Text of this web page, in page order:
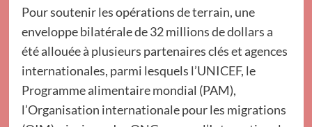
Pour soutenir les opérations de terrain, une
enveloppe bilatérale de 32 millions de dollars a
été allouée à plusieurs partenaires clés et agences
internationales, parmi lesquels l’UNICEF, le
Programme alimentaire mondial (PAM),
l’Organisation internationale pour les migrations